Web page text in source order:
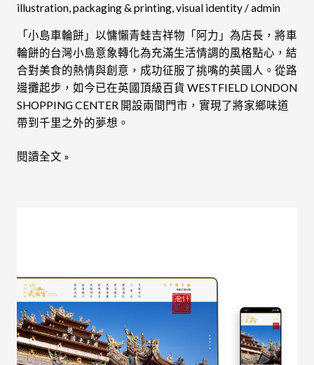
illustration,packaging & printing,visual identity/admin
「小島車輪餅」以慵懶青蛙吉祥物「阿力」為店長，將車
輪餅的台灣小島意象轉化為充滿生活情調的風格點心，結
合對美食的熱情與創意，成功征服了挑嘴的英國人。從路
邊攤起步，如今已在英國頂級百貨 WESTFIELD LONDON
SHOPPING CENTER 開設兩間門市，實現了將家鄉味道
帶到千里之外的夢想。
閱讀全文 »
｜
北
港
武
德